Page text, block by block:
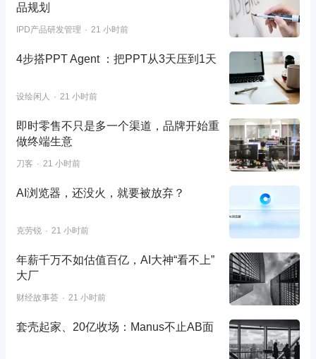
品规划
IPD产品研发管理 21 小时前
4步搭PPT Agent ：把PPT从3天压到1天
设绘闲人 21 小时前
即时零售不只是多一个渠道，品牌开始重
做终端生意
刀客 21 小时前
AI浏览器，还没火，就要被放弃？
克劳锐 21 小时前
年薪千万不如估值百亿，AI大神“看不上”
大厂
财经故事荟 21 小时前
套壳起家、20亿收场：Manus不止AB面